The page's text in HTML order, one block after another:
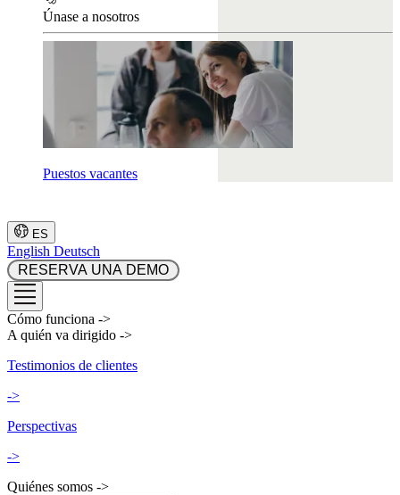
Únase a nosotros
Puestos vacantes
ES
English Deutsch
Cómo funciona ->
A quién va dirigido ->
Testimonios de clientes
->
Perspectivas
->
Quiénes somos ->